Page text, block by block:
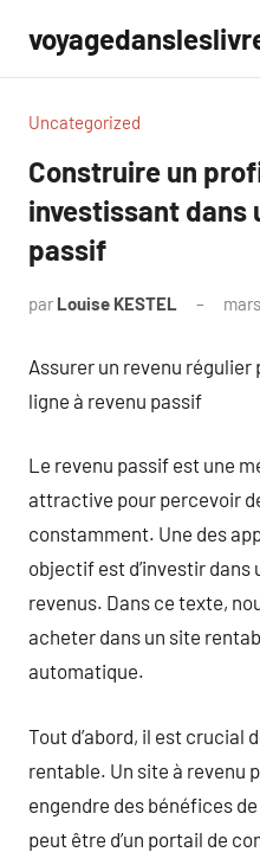
contenu
Uncategorized
Construire un
investissant dans
passif
par Louise KESTEL
Assurer un revenu régulier
ligne à revenu passif
Le revenu passif est une
attractive pour percevoir
constamment. Une des
objectif est d’investir dans
revenus. Dans ce texte,
acheter dans un site
automatique.
Tout d’abord, il est crucial
rentable. Un site à revenu
engendre des bénéfices
peut être d’un portail de